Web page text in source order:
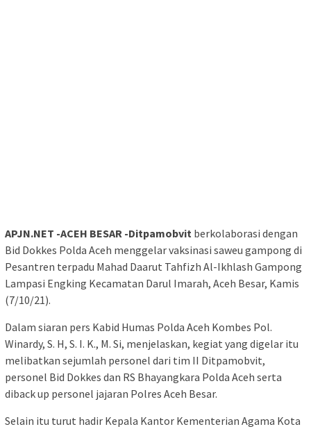
APJN.NET -ACEH BESAR -Ditpamobvit berkolaborasi dengan
Bid Dokkes Polda Aceh menggelar vaksinasi saweu gampong di
Pesantren terpadu Mahad Daarut Tahfizh Al-Ikhlash Gampong
Lampasi Engking Kecamatan Darul Imarah, Aceh Besar, Kamis
(7/10/21).
Dalam siaran pers Kabid Humas Polda Aceh Kombes Pol.
Winardy, S. H, S. I. K., M. Si, menjelaskan, kegiat yang digelar itu
melibatkan sejumlah personel dari tim II Ditpamobvit,
personel Bid Dokkes dan RS Bhayangkara Polda Aceh serta
diback up personel jajaran Polres Aceh Besar.
Selain itu turut hadir Kepala Kantor Kementerian Agama Kota